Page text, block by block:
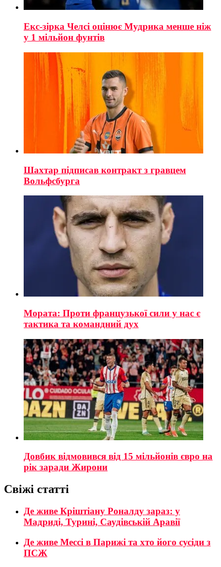
Екс-зірка Челсі оцінює Мудрика менше ніж
у 1 мільйон фунтів
Шахтар підписав контракт з гравцем
Вольфсбурга
Мората: Проти французької сили у нас є
тактика та командний дух
Довбик відмовився від 15 мільйонів євро на
рік заради Жирони
Свіжі статті
Де живе Кріштіану Роналду зараз: у
Мадриді, Турині, Саудівській Аравії
Де живе Мессі в Парижі та хто його сусіди з
ПСЖ